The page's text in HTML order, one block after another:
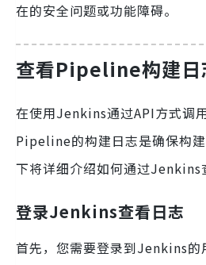
在的安全问题或功能障碍。
查看Pipeline构建日
在使用Jenkins通过API方式调
Pipeline的构建日志是确保构
下将详细介绍如何通过Jenkins
登录Jenkins查看日志
首先，您需要登录到Jenkins的